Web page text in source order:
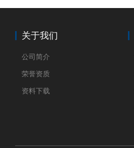
关于我们
公司简介
荣誉资质
资料下载